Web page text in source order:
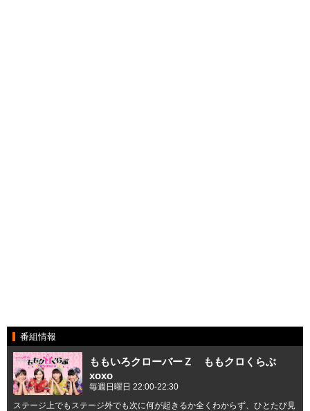
番組情報
ももいろクローバーＺ ももクロくらぶ
xoxo
毎週日曜日 22:00-22:30
ステージ上でもステージ外でも次に何が起きるか全くわからず、ひとたび見